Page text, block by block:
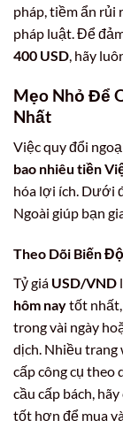
pháp, tiềm ẩn rủi
pháp luật. Để
400 USD, hãy
Mẹo Nhỏ Để
Nhất
Việc quy đổi
bao nhiêu tiền
hóa lợi ích. Dưới
Ngoài giúp bạn
Theo Dõi Biến
Tỷ giá USD/VND
hôm naytốt nhất,
trong vài ngày
dịch. Nhiều trang
cấp công cụ theo
cầu cấp bách,
tốt hơn để mua